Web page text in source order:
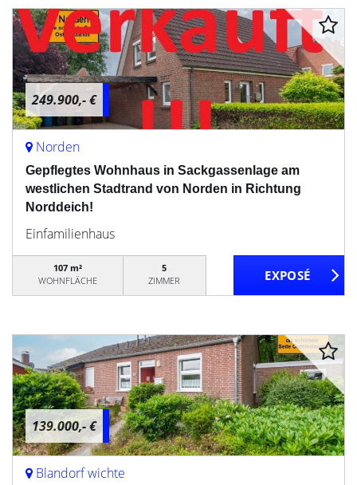
249.900,- €
Norden
Gepflegtes Wohnhaus in Sackgassenlage am
westlichen Stadtrand von Norden in Richtung
Norddeich!
Einfamilienhaus
107 m²
WOHNFLÄCHE
5
ZIMMER
139.000,- €
Blandorf wichte